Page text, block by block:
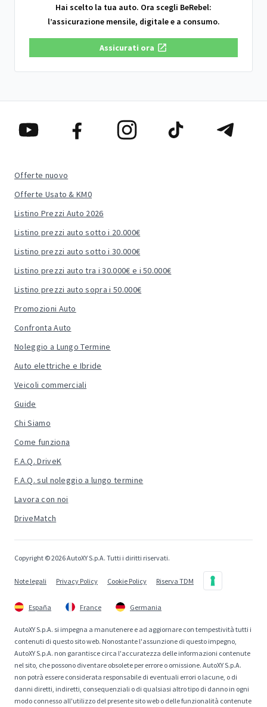
Hai scelto la tua auto. Ora scegli BeRebel:
l’assicurazione mensile, digitale e a consumo.
Assicurati ora
Offerte nuovo
Offerte Usato & KM0
Listino Prezzi Auto 2026
Listino prezzi auto sotto i 20.000€
Listino prezzi auto sotto i 30.000€
Listino prezzi auto tra i 30.000€ e i 50.000€
Listino prezzi auto sopra i 50.000€
Promozioni Auto
Confronta Auto
Noleggio a Lungo Termine
Auto elettriche e Ibride
Veicoli commerciali
Guide
Chi Siamo
Come funziona
F.A.Q. DriveK
F.A.Q. sul noleggio a lungo termine
Lavora con noi
DriveMatch
Copyright © 2026 AutoXY S.p.A. Tutti i diritti riservati.
Note legali Privacy Policy Cookie Policy Riserva TDM
España France Germania
AutoXY S.p.A. si impegna a manutenere e ad aggiornare con tempestività tutti i
contenuti di questo sito web. Nonostante l'assunzione di questo impegno,
AutoXY S.p.A. non garantisce circa l'accuratezza delle informazioni contenute
nel sito, che possono diventare obsolete per errore o omissione. AutoXY S.p.A.
non potrà essere considerata responsabile di eventuali errori o lacune, o di
danni diretti, indiretti, consequenziali o di qualsiasi altro tipo di danno in ogni
modo connesso all'utilizzo del presente sito web o delle funzionalità contenute